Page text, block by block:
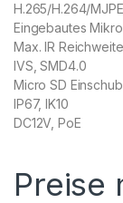
H.265/H.264/
Eingebautes
Max. IR
IVS, SMD4.0
Micro SD Einschub
IP67, IK10
DC12V, PoE
Preise